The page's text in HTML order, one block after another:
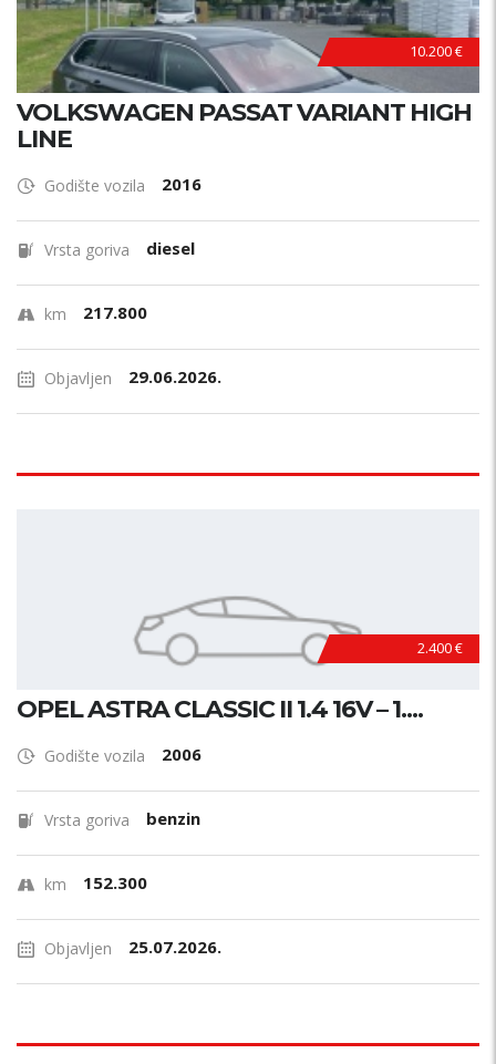
10.200 €
VOLKSWAGEN PASSAT VARIANT HIGH
LINE
Godište vozila 2016
Vrsta goriva diesel
km 217.800
Objavljen 29.06.2026.
2.400 €
OPEL ASTRA CLASSIC II 1.4 16V – 1....
Godište vozila 2006
Vrsta goriva benzin
km 152.300
Objavljen 25.07.2026.